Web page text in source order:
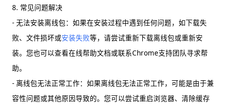
8. 常见问题解决
- 无法安装离线包：如果在安装过程中遇到任何问题，如下载失
败、文件损坏或安装失败等，请尝试重新下载离线包或重新安
装。您也可以查看在线帮助文档或联系Chrome支持团队寻求帮
助。
- 离线包无法正常工作：如果离线包无法正常工作，可能是由于兼
容性问题或其他原因导致的。您可以尝试重启浏览器、清除缓存